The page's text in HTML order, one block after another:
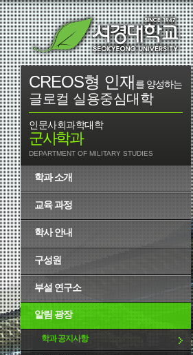
CREOS형 인재 를 양성하는
글로컬 실용중심대학
인문사회과학대학
군사학과
DEPARTMENT OF MILITARY STUDIES
학과 소개
교육 과정
학사 안내
구성원
부설 연구소
알림 광장
학과 공지사항